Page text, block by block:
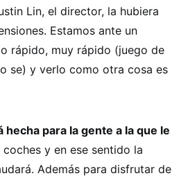
Lin, el director, la hubiera
Estamos ante un
rápido, muy rápido (juego de
se) y verlo como otra cosa es
hecha para la gente a la que le
y en ese sentido la
Además para disfrutar de